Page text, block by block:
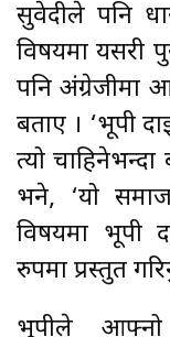
सुवेदीले पनि
विषयमा यसरी
पनि
बताए । ‘भूपी
त्यो
भने, ‘यो
विषयमा भूपी
रुपमा प्रस्तुत
भूपीले